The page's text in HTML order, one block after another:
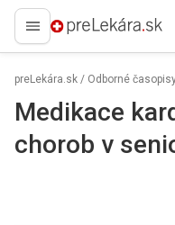
preLekára.sk
preLekára.sk / Odborné
Medikace
chorob v